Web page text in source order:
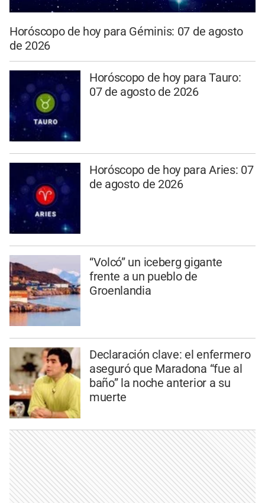
Horóscopo de hoy para Géminis: 07 de agosto
de 2026
Horóscopo de hoy para Tauro:
07 de agosto de 2026
Horóscopo de hoy para Aries: 07
de agosto de 2026
“Volcó” un iceberg gigante
frente a un pueblo de
Groenlandia
Declaración clave: el enfermero
aseguró que Maradona “fue al
baño” la noche anterior a su
muerte